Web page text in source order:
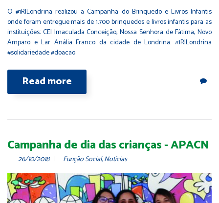
O #1RILondrina realizou a Campanha do Brinquedo e Livros Infantis
onde foram entregue mais de 1.700 brinquedos e livros infantis para as
instituições: CEI Imaculada Conceição, Nossa Senhora de Fátima, Novo
Amparo e Lar Anália Franco da cidade de Londrina. #1RILondrina
#solidariedade #doacao
Read more
Campanha de dia das crianças - APACN
26/10/2018 Função Social,Notícias